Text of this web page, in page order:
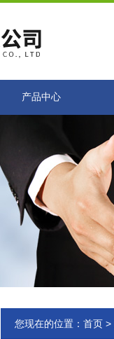
产品中心
您现在的位置： 首页 >